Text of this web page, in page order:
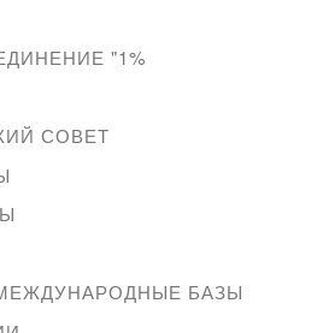
"1%
СОВЕТ
БАЗЫ